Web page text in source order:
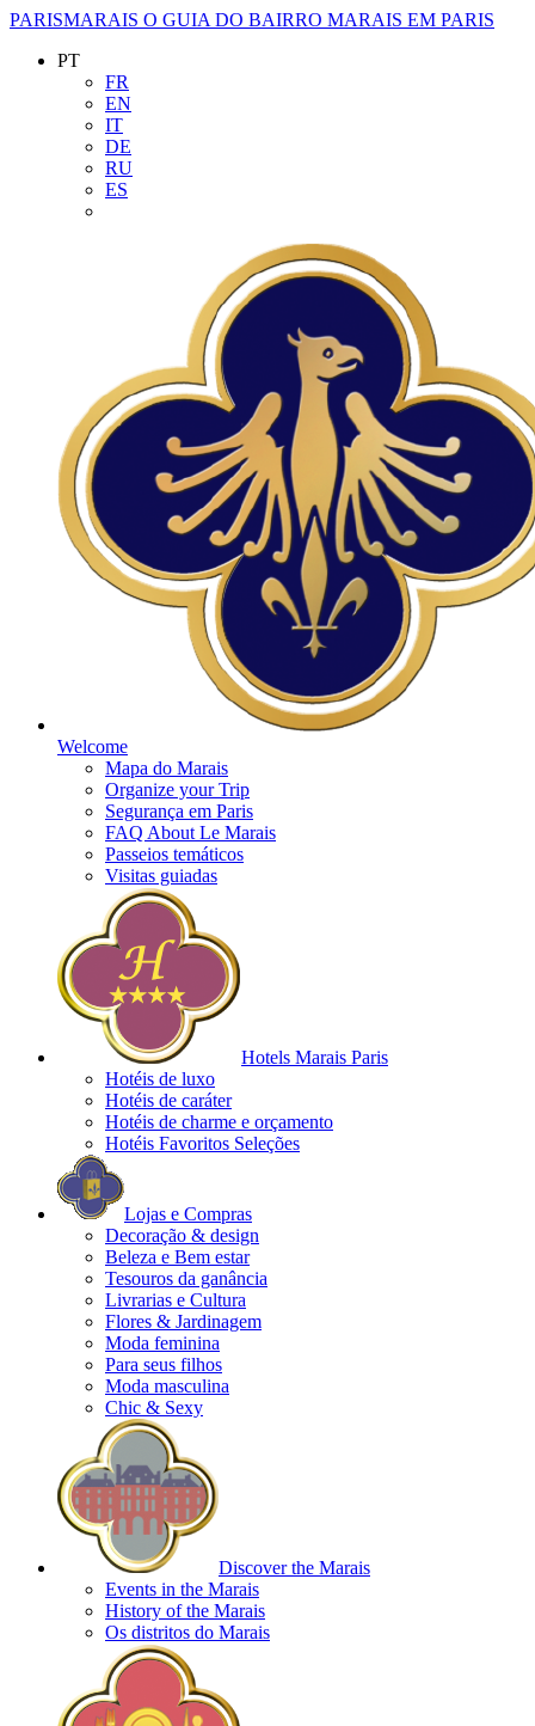
PARISMARAIS O GUIA DO BAIRRO MARAIS EM PARIS
PT
FR
EN
IT
DE
RU
ES
Welcome
Mapa do Marais
Organize your Trip
Segurança em Paris
FAQ About Le Marais
Passeios temáticos
Visitas guiadas
Hotels Marais Paris
Hotéis de luxo
Hotéis de caráter
Hotéis de charme e orçamento
Hotéis Favoritos Seleções
Lojas e Compras
Decoração & design
Beleza e Bem estar
Tesouros da ganância
Livrarias e Cultura
Flores & Jardinagem
Moda feminina
Para seus filhos
Moda masculina
Chic & Sexy
Discover the Marais
Events in the Marais
History of the Marais
Os distritos do Marais